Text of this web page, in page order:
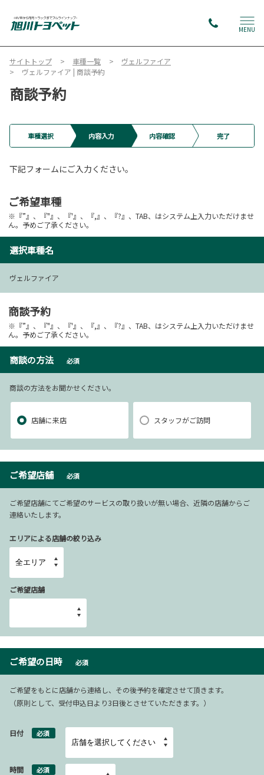
MENU
サイトトップ 車種一覧
ヴェルファイア
ヴェルファイア | 商談予約
商談予約
車種選択 内容入力 内容確認 完了
下記フォームにご入力ください。
ご希望車種
※『”』、『"』、『'』、『,』、『?』、TAB、はシステム上入力いただけませ
ん。予めご了承ください。
選択車種名
ヴェルファイア
商談予約
※『”』、『"』、『'』、『,』、『?』、TAB、はシステム上入力いただけませ
ん。予めご了承ください。
商談の方法 必須
商談の方法をお聞かせください。
店舗に来店 スタッフがご訪問
ご希望店舗 必須
ご希望店舗にてご希望のサービスの取り扱いが無い場合、近隣の店舗からご
連絡いたします。
エリアによる店舗の絞り込み
ご希望店舗
ご希望の日時 必須
ご希望をもとに店舗から連絡し、その後予約を確定させて頂きます。
（原則として、受付申込日より3日後とさせていただきます。）
日付 必須
時間 必須